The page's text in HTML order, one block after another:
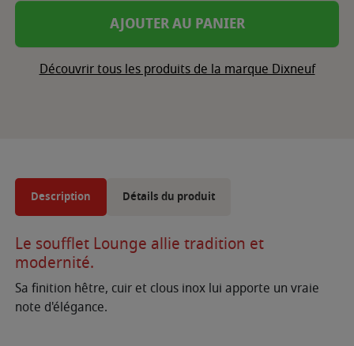
AJOUTER AU PANIER
Découvrir tous les produits de la marque Dixneuf
Description Détails du produit
Le soufflet Lounge allie tradition et
modernité.
Sa finition hêtre, cuir et clous inox lui apporte un vraie
note d'élégance.